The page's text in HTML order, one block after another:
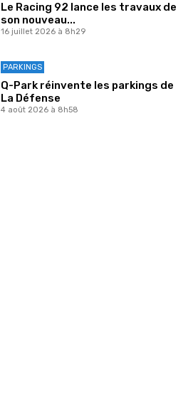
Le Racing 92 lance les travaux de
son nouveau...
16 juillet 2026 à 8h29
PARKINGS
Q-Park réinvente les parkings de
La Défense
4 août 2026 à 8h58